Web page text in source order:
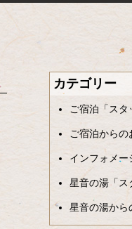
カテゴリー
ご宿泊「スタ
ご宿泊からの
インフォメー
星音の湯「ス
星音の湯から